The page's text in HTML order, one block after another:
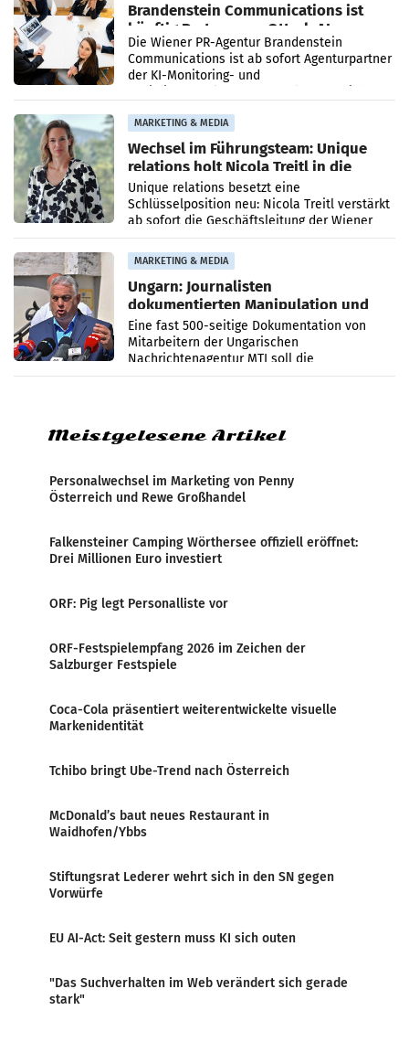
Brandenstein Communications ist
künftig Partner von OtterlyAI
Die Wiener PR-Agentur Brandenstein
Communications ist ab sofort Agenturpartner
der KI-Monitoring- und
MARKETING & MEDIA
Wechsel im Führungsteam: Unique
relations holt Nicola Treitl in die
Geschäftsleitung
Unique relations besetzt eine
Schlüsselposition neu: Nicola Treitl verstärkt
ab sofort die Geschäftsleitung der Wiener
PR-Agentur an der Seite von Josef Kalina und
Anna Kalina-Mahr.
MARKETING & MEDIA
Ungarn: Journalisten
dokumentierten Manipulation und
Zensur
Eine fast 500-seitige Dokumentation von
Mitarbeitern der Ungarischen
Nachrichtenagentur MTI soll die
systematische Nachrichten-Manipulation und
Meistgelesene Artikel
Personalwechsel im Marketing von Penny
Österreich und Rewe Großhandel
Falkensteiner Camping Wörthersee offiziell eröffnet:
Drei Millionen Euro investiert
ORF: Pig legt Personalliste vor
ORF-Festspielempfang 2026 im Zeichen der
Salzburger Festspiele
Coca-Cola präsentiert weiterentwickelte visuelle
Markenidentität
Tchibo bringt Ube-Trend nach Österreich
McDonald’s baut neues Restaurant in
Waidhofen/Ybbs
Stiftungsrat Lederer wehrt sich in den SN gegen
Vorwürfe
EU AI-Act: Seit gestern muss KI sich outen
"Das Suchverhalten im Web verändert sich gerade
stark"